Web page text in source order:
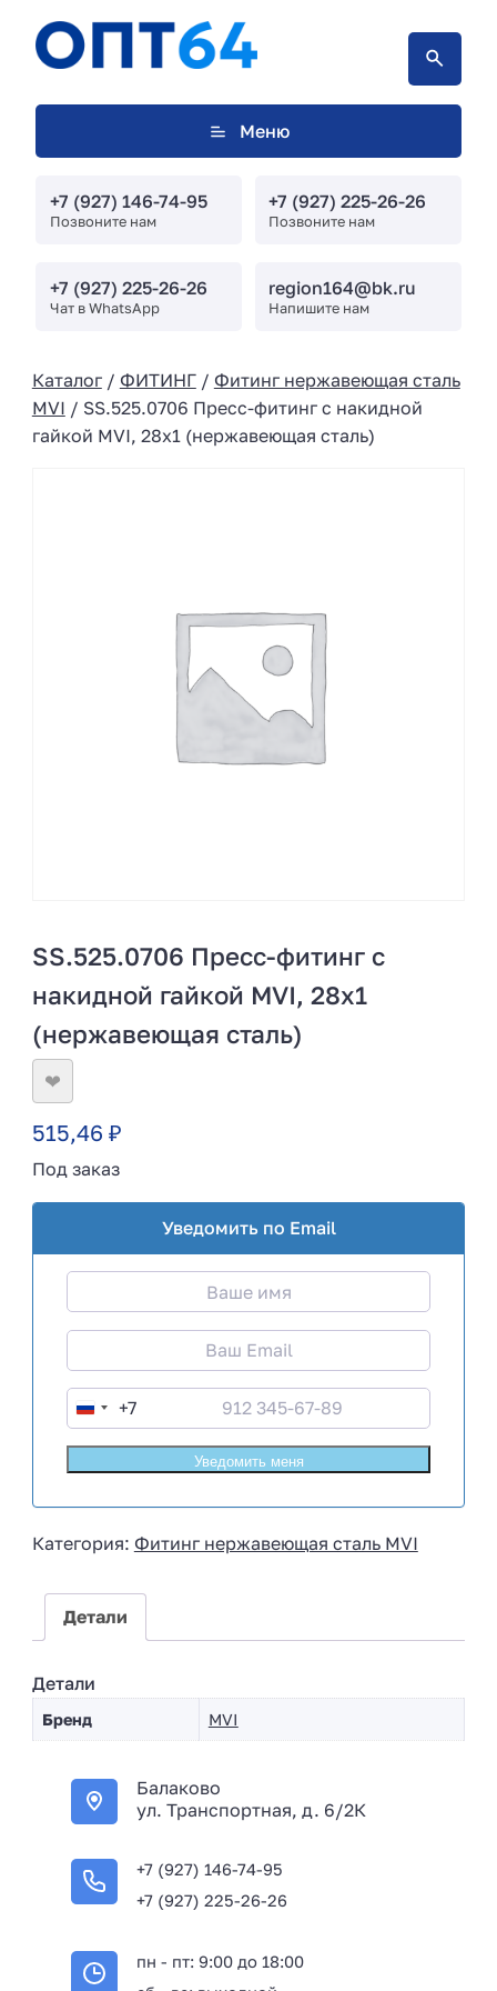
Меню
+7 (927) 146-74-95
Позвоните нам
+7 (927) 225-26-26
Позвоните нам
+7 (927) 225-26-26
Чат в WhatsApp
region164@bk.ru
Напишите нам
Каталог/ ФИТИНГ/ Фитинг нержавеющая сталь
MVI / SS.525.0706 Пресс-фитинг с накидной
гайкой MVI, 28х1 (нержавеющая сталь)
SS.525.0706 Пресс-фитинг с
накидной гайкой MVI, 28х1
(нержавеющая сталь)
❤
515,46 ₽
Под заказ
Уведомить по Email
R
u
s
a
7
+7
Категория: Фитинг нержавеющая сталь MVI
Детали
Детали
Бренд MVI
Балаково
ул. Транспортная, д. 6/2К
+7 (927) 146-74-95
+7 (927) 225-26-26
пн - пт: 9:00 до 18:00